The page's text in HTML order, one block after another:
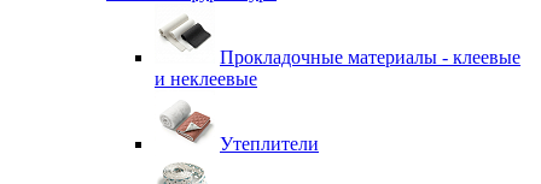
Прокладочные материалы - клеевые
и неклеевые
Утеплители